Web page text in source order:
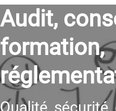
Audit,
formation,
Qualité,